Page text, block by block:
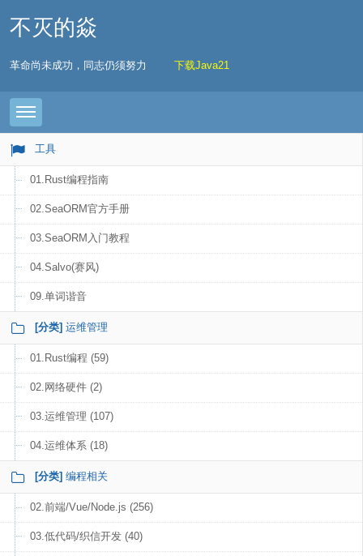
不灭的焱
革命尚未成功，同志仍须努力 下载Java21
Toggle navigation
工具
01.Rust编程指南
02.SeaORM官方手册
03.SeaORM入门教程
04.Salvo(赛风)
09.单词谐音
[分类] 运维管理
01.Rust编程 (59)
02.网络硬件 (2)
03.运维管理 (107)
04.运维体系 (18)
[分类] 编程相关
02.前端/Vue/Node.js (256)
03.低代码/织信开发 (40)